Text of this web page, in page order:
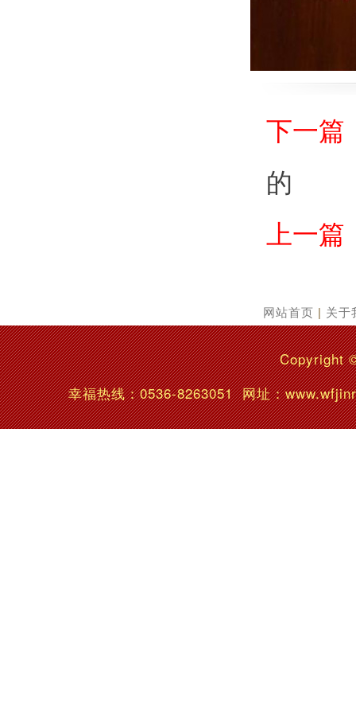
下一
的
上一
网站首页 | 关于
Copyright
幸福热线：0536-8263051网址：